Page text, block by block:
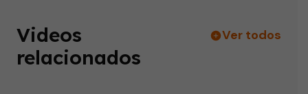
Videos
relacionados
Ver todos